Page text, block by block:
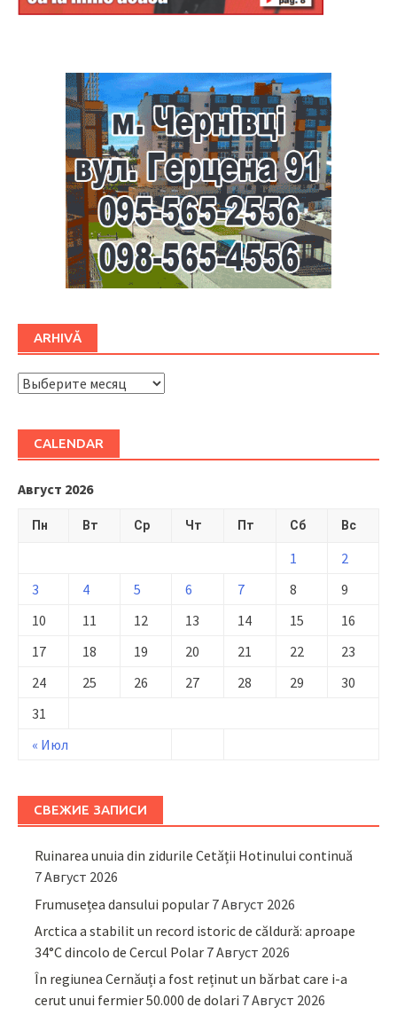
ARHIVĂ
ARHIVĂ
CALENDAR
Август 2026
Пн Вт Ср Чт Пт Сб Вс
« Июл
1
2
3
4 5 6 7 8
9
10
11 12 13 14 15
16
17
18 19 20 21 22
23
24
25 26 27 28 29
30
31
СВЕЖИЕ ЗАПИСИ
Ruinarea unuia din zidurile Cetății Hotinului continuă
7 Август 2026
Frumusețea dansului popular 7 Август 2026
Arctica a stabilit un record istoric de căldură: aproape
34°C dincolo de Cercul Polar 7 Август 2026
În regiunea Cernăuți a fost reținut un bărbat care i-a
cerut unui fermier 50.000 de dolari 7 Август 2026